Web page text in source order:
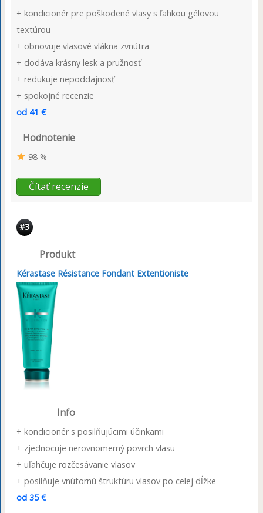
+ kondicionér pre poškodené vlasy s ľahkou gélovou
textúrou
+ obnovuje vlasové vlákna zvnútra
+ dodáva krásny lesk a pružnosť
+ redukuje nepoddajnosť
+ spokojné recenzie
od 41 €
Hodnotenie
98 %
Čítať recenzie
#3
Produkt
Kérastase Résistance Fondant Extentioniste
Info
+ kondicionér s posilňujúcimi účinkami
+ zjednocuje nerovnomerný povrch vlasu
+ uľahčuje rozčesávanie vlasov
+ posilňuje vnútornú štruktúru vlasov po celej dĺžke
od 35 €